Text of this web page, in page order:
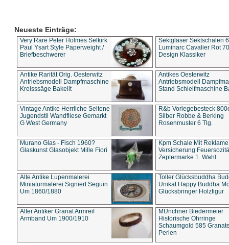
Neueste Einträge:
Very Rare Peter Holmes Selkirk
Paul Ysart Style Paperweight /
Briefbeschwerer
Sektgläser Sektschalen
Luminarc Cavalier Rot
Design Klassiker
Antike Rarität Orig. Oesterwitz
Antriebsmodell Dampfmaschine
Kreisssäge Bakelit
Antikes Oesterwitz
Antriebsmodell
Stand Schleifmaschine
Vintage Antike Herrliche Seltene
Jugendstil Wandfliese Gemarkt
G West Germany
R&b Vorlegebesteck
Silber Robbe & Berking
Rosenmuster 6 Tlg.
Murano Glas - Fisch 1960?
Glaskunst Glasobjekt Mille Fiori
Kpm Schale Mit Reklame
Versicherung
Zeptermarke 1. Wahl
Alte Antike Lupenmalerei
Miniaturmalerei Signiert Seguin
Um 1860/1880
Toller Glücksbuddha
Unikat Happy Buddha
Glücksbringer Holzfigur
Alter Antiker Granat Armreif
Armband Um 1900/1910
MÜnchner Biedermeier
Historische Ohrringe
Schaumgold 585
Perlen